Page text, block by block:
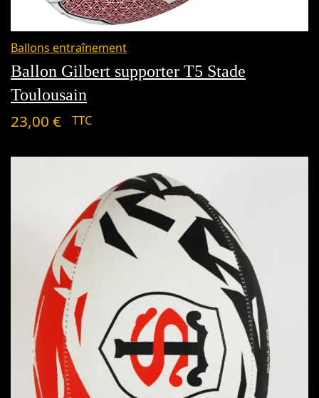
Ballons entraînement
Ballon Gilbert supporter T5 Stade
Toulousain
23,00 € TTC